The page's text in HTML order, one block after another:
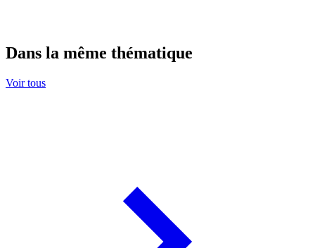
Dans la même thématique
Voir tous